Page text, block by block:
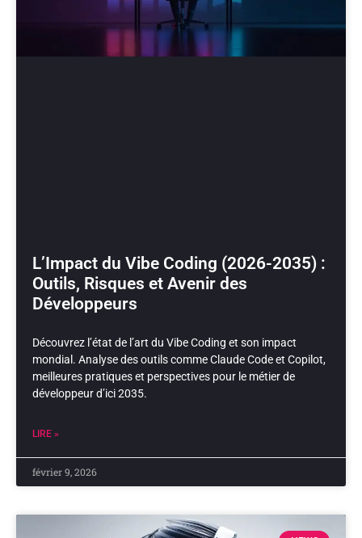
L’Impact du Vibe Coding (2026-2035) :
Outils, Risques et Avenir des
Développeurs
Découvrez l’état de l’art du Vibe Coding et son impact
mondial. Analyse des outils comme Claude Code et Copilot,
meilleures pratiques et perspectives pour le métier de
développeur d’ici 2035.
LIRE »
février 9, 2026